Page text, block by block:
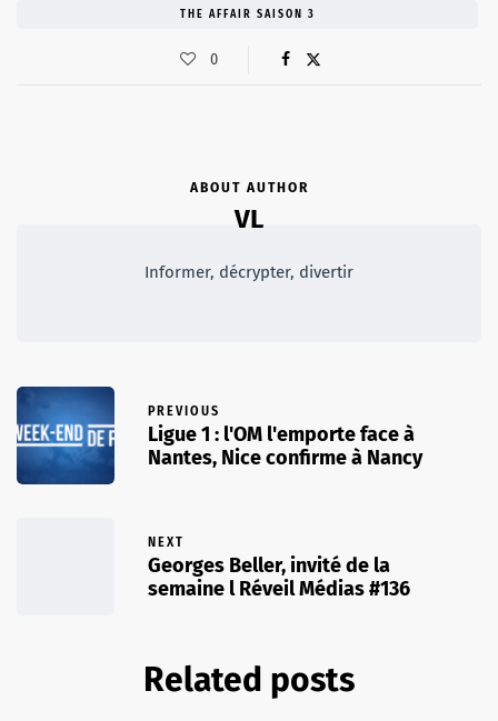
THE AFFAIR SAISON 3
0
ABOUT AUTHOR
VL
Informer, décrypter, divertir
PREVIOUS
Ligue 1 : l'OM l'emporte face à
Nantes, Nice confirme à Nancy
NEXT
Georges Beller, invité de la
semaine l Réveil Médias #136
Related posts